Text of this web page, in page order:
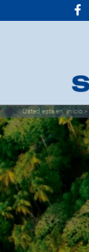
Usted esta en:Inicio>